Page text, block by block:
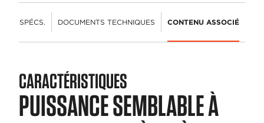
SPÉCS. DOCUMENTS TECHNIQUES CONTENU ASSOCIÉ
CARACTÉRISTIQUES
PUISSANCE SEMBLABLE À